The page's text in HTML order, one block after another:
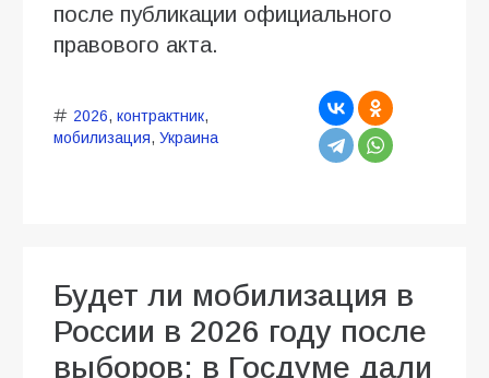
после публикации официального
правового акта.
2026, контрактник,
мобилизация, Украина
Будет ли мобилизация в
России в 2026 году после
выборов: в Госдуме дали